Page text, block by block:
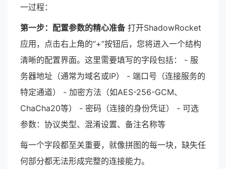
一过程：
第一步：配置参数的精心准备打开ShadowRocket
应用，点击右上角的“+”按钮后，您将进入一个结构
清晰的配置界面。这里需要填写的字段包括： - 服
务器地址（通常为域名或IP） - 端口号（连接服务的
特定通道） - 加密方法（如AES-256-GCM、
ChaCha20等） - 密码（连接的身份凭证） - 可选
参数：协议类型、混淆设置、备注名称等
每一个字段都至关重要，就像拼图的每一块，缺失任
何部分都无法形成完整的连接能力。